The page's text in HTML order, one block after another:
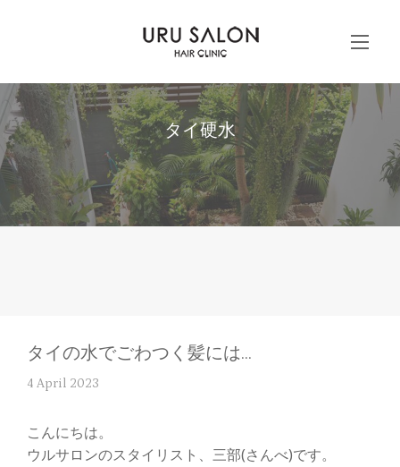
タイ硬水
タイの水でごわつく髪には…
4 April 2023
こんにちは。
ウルサロンのスタイリスト、三部(さんべ)です。